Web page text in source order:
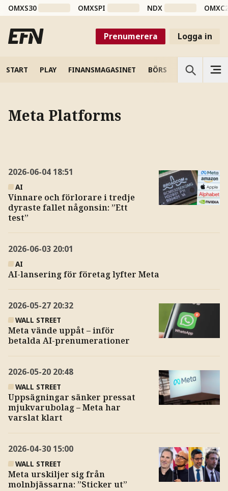
OMXS30 OMXSPI NDX
Prenumerera Logga in
START PLAY FINANSMAGASINET BÖRS VETENSKAP
Meta Platforms
2026-06-04 18:51
AI
Vinnare och förlorare i tredje
dyraste fallet någonsin: ”Ett
test”
2026-06-03 20:01
AI
AI-lansering för företag lyfter Meta
2026-05-27 20:32
WALL STREET
Meta vände uppåt – inför
betalda AI-prenumerationer
2026-05-20 20:48
WALL STREET
Uppsägningar sänker pressat
mjukvarubolag – Meta har
varslat klart
2026-04-30 15:00
WALL STREET
Meta urskiljer sig från
molnbjässarna: ”Sticker ut”